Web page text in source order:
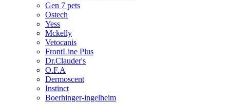
Gen 7 pets
Ostech
Yess
Mckelly
Vetocanis
FrontLine Plus
Dr.Clauder's
O.F.A
Dermoscent
Instinct
Boerhinger-ingelheim